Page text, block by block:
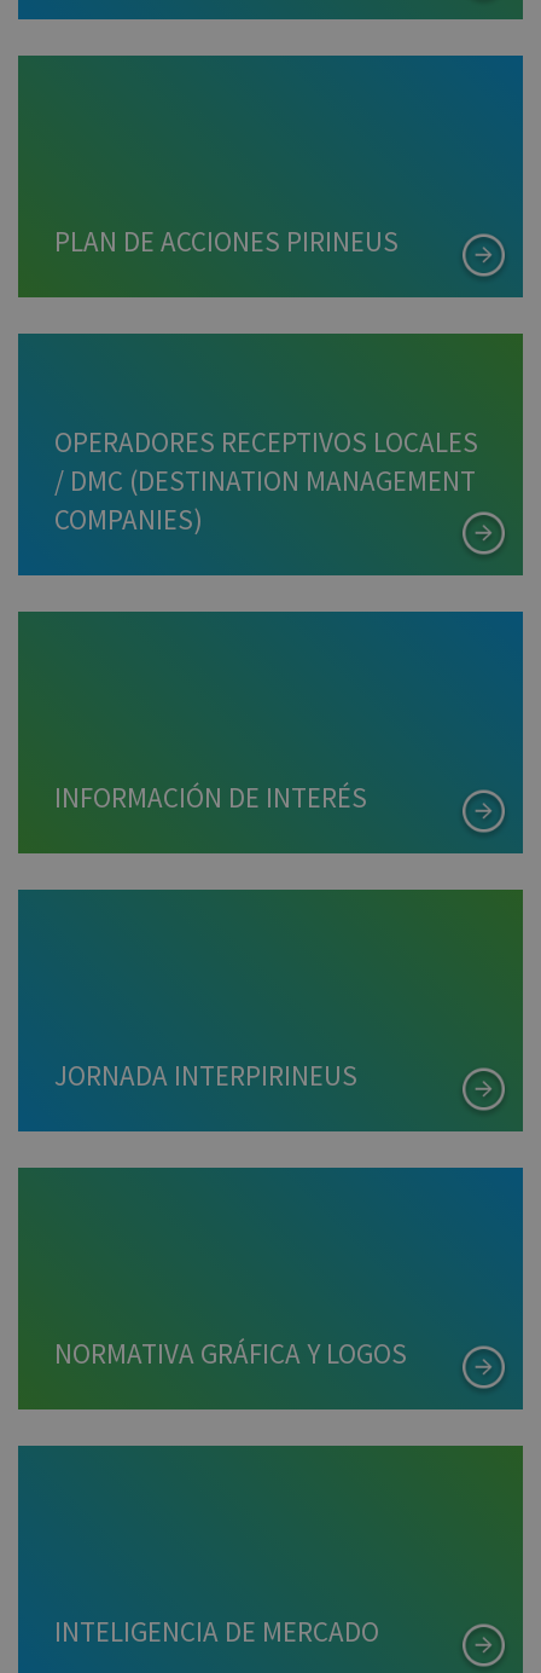
PLAN DE ACCIONES PIRINEUS
OPERADORES RECEPTIVOS LOCALES
/ DMC (DESTINATION MANAGEMENT
COMPANIES)
INFORMACIÓN DE INTERÉS
JORNADA INTERPIRINEUS
NORMATIVA GRÁFICA Y LOGOS
INTELIGENCIA DE MERCADO